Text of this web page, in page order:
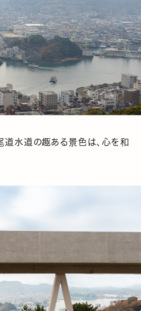
水道の趣ある景色は、心を和